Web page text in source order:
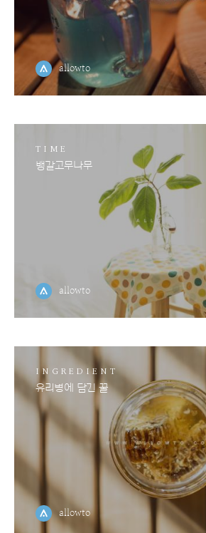
allowto
TIME
뱅갈고무나무
allowto
INGREDIENT
유리병에 담긴 꿀
allowto